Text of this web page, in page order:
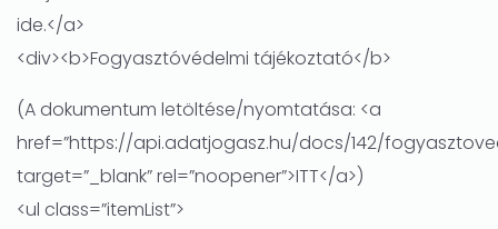
ide.</a>
<div><b>Fogyasztóvédelmi tájékoztató</b>
(A dokumentum letöltése/nyomtatása: <a
href=”https://api.adatjogasz.hu/docs/142/
target=”_blank” rel=”noopener”>ITT</a>)
<ul class=”itemList”>